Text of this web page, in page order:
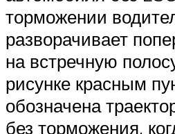
торможении
разворачивает
на встречную
рисунке красным
обозначена
без торможения,